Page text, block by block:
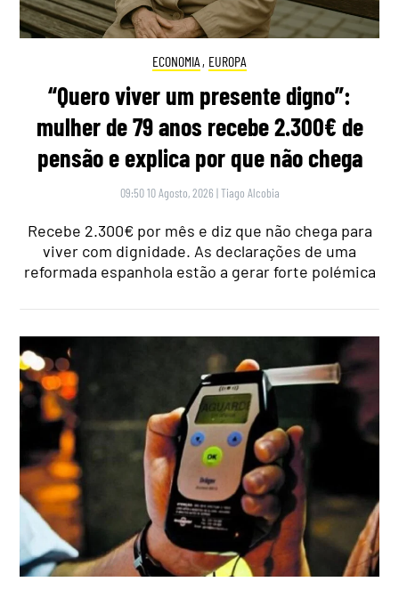
ECONOMIA , EUROPA
“Quero viver um presente digno”:
mulher de 79 anos recebe 2.300€ de
pensão e explica por que não chega
09:50 10 Agosto, 2026 |Tiago Alcobia
Recebe 2.300€ por mês e diz que não chega para
viver com dignidade. As declarações de uma
reformada espanhola estão a gerar forte polémica